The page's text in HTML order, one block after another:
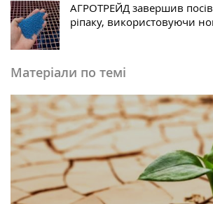
АГРОТРЕЙД завершив
ріпаку, використовуючи
Матеріали по темі